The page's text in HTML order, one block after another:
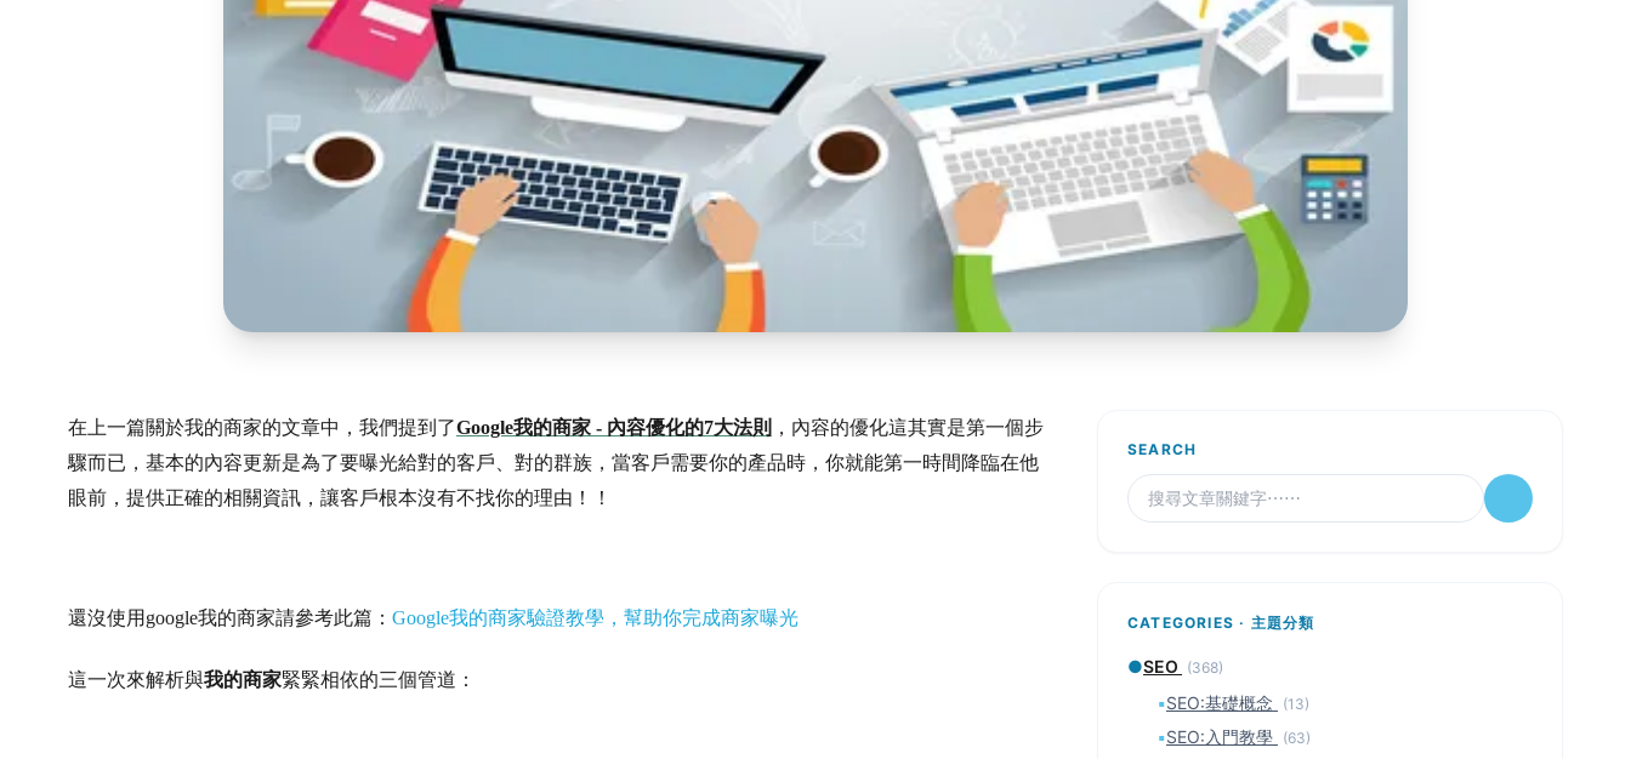
在上一篇關於我的商家的文章中，我們提到了Google我的商家 - 內容優化的7大法則 ，內容的優化這其實是第一個步
驟而已，基本的內容更新是為了要曝光給對的客戶、對的群族，當客戶需要你的產品時，你就能第一時間降臨在他
眼前，提供正確的相關資訊，讓客戶根本沒有不找你的理由！！
還沒使用google我的商家請參考此篇： Google我的商家驗證教學，幫助你完成商家曝光
這一次來解析與我的商家緊緊相依的三個管道：
SEARCH
CATEGORIES · 主題分類
●SEO (368)
▪SEO:基礎概念 (13)
▪SEO:入門教學 (63)